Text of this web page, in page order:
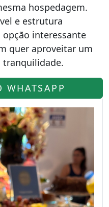
hospedagem.
e estrutura
interessante
quer aproveitar um
tranquilidade.
WHATSAPP